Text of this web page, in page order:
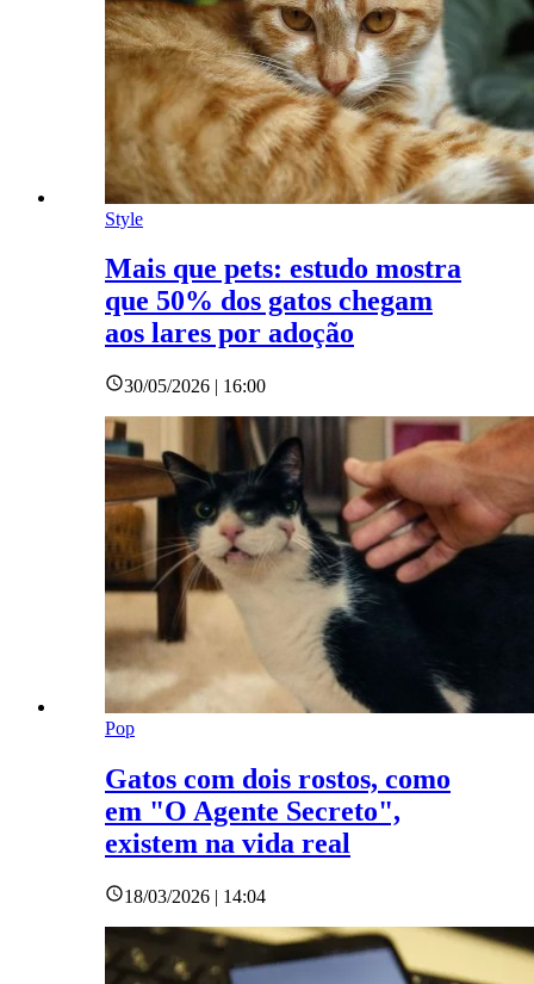
Style
Mais que pets: estudo mostra
que 50% dos gatos chegam
aos lares por adoção
30/05/2026 | 16:00
Pop
Gatos com dois rostos, como
em "O Agente Secreto",
existem na vida real
18/03/2026 | 14:04